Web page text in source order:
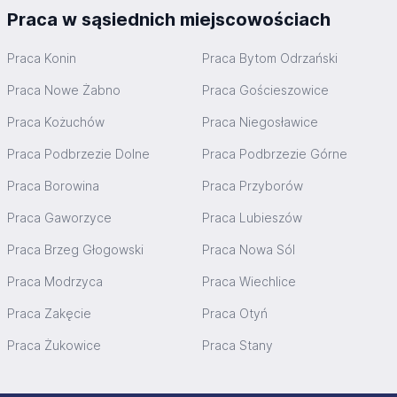
Praca w sąsiednich miejscowościach
Praca Konin Praca Bytom Odrzański
Praca Nowe Żabno Praca Gościeszowice
Praca Kożuchów Praca Niegosławice
Praca Podbrzezie Dolne Praca Podbrzezie Górne
Praca Borowina Praca Przyborów
Praca Gaworzyce Praca Lubieszów
Praca Brzeg Głogowski Praca Nowa Sól
Praca Modrzyca Praca Wiechlice
Praca Zakęcie Praca Otyń
Praca Żukowice Praca Stany